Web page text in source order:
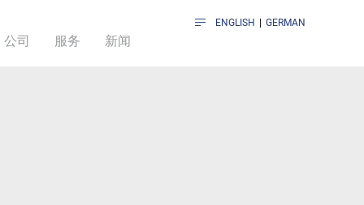
公司 服务 新闻
ENGLISH GERMAN